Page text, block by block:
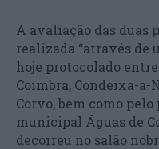
A avaliação das duas
realizada “através de
hoje protocolado
Coimbra, Condeixa-a-
Corvo, bem como
municipal Águas de
decorreu no salão